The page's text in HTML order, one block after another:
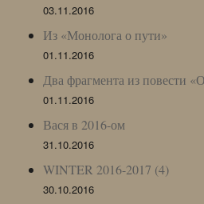
03.11.2016
Из «Монолога о пути»
01.11.2016
Два фрагмента из повести
01.11.2016
Вася в 2016-ом
31.10.2016
WINTER 2016-2017 (4)
30.10.2016